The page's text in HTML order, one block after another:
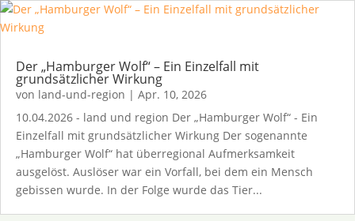
Der „Hamburger Wolf“ – Ein Einzelfall mit
grundsätzlicher Wirkung
von land-und-region | Apr. 10, 2026
10.04.2026 - land und region Der „Hamburger Wolf“ - Ein
Einzelfall mit grundsätzlicher Wirkung Der sogenannte
„Hamburger Wolf“ hat überregional Aufmerksamkeit
ausgelöst. Auslöser war ein Vorfall, bei dem ein Mensch
gebissen wurde. In der Folge wurde das Tier...